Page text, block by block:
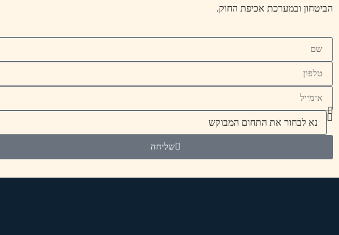
הביטחון ובמערכת אכיפת החוק.
שליחה